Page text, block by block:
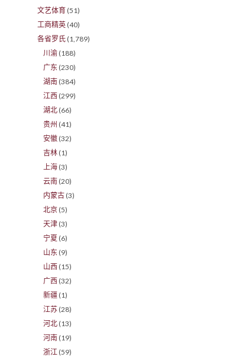
文艺体育 (51)
工商精英 (40)
各省罗氏 (1,789)
川渝 (188)
广东 (230)
湖南 (384)
江西 (299)
湖北 (66)
贵州 (41)
安徽 (32)
吉林 (1)
上海 (3)
云南 (20)
内蒙古 (3)
北京 (5)
天津 (3)
宁夏 (6)
山东 (9)
山西 (15)
广西 (32)
新疆 (1)
江苏 (28)
河北 (13)
河南 (19)
浙江 (59)